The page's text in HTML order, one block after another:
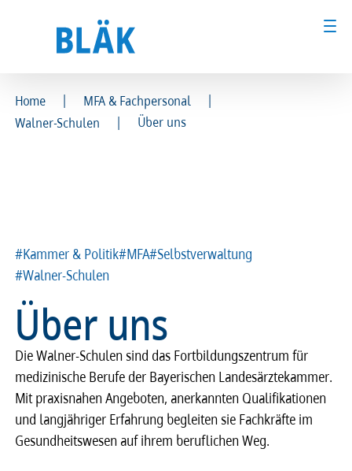
MFA & Fachpersonal
Karriere
Recht
Service & Kontakt
meineBLÄK
MFA & Fachpersonal
Karriere
Recht
Service & Kontakt
meineBLÄK
Home | MFA & Fachpersonal
|
Walner-Schulen
| Über uns
#Kammer & Politik#MFA#Selbstverwaltung
#Walner-Schulen
Über uns
Die Walner-Schulen sind das Fortbildungszentrum für
medizinische Berufe der Bayerischen Landesärztekammer.
Mit praxisnahen Angeboten, anerkannten Qualifikationen
und langjähriger Erfahrung begleiten sie Fachkräfte im
Gesundheitswesen auf ihrem beruflichen Weg.